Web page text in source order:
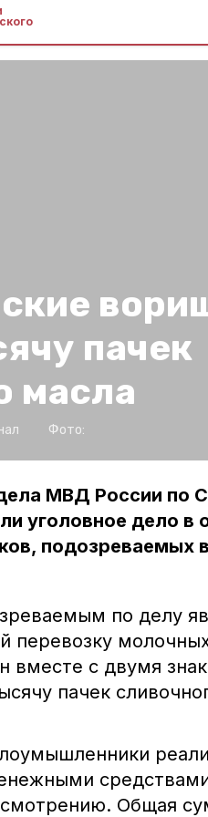
пачек
масла
Фото:
МВД России по
уголовное дело в
подозреваемых
по делу
перевозку
вместе с двумя
пачек
Общая